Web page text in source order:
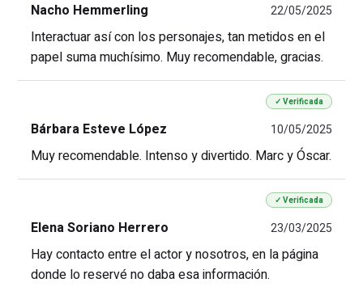
Nacho Hemmerling 22/05/2025
Interactuar así con los personajes, tan metidos en el
papel suma muchísimo. Muy recomendable, gracias.
✓ Verificada
Bárbara Esteve López 10/05/2025
Muy recomendable. Intenso y divertido. Marc y Óscar.
✓ Verificada
Elena Soriano Herrero 23/03/2025
Hay contacto entre el actor y nosotros, en la página
donde lo reservé no daba esa información.